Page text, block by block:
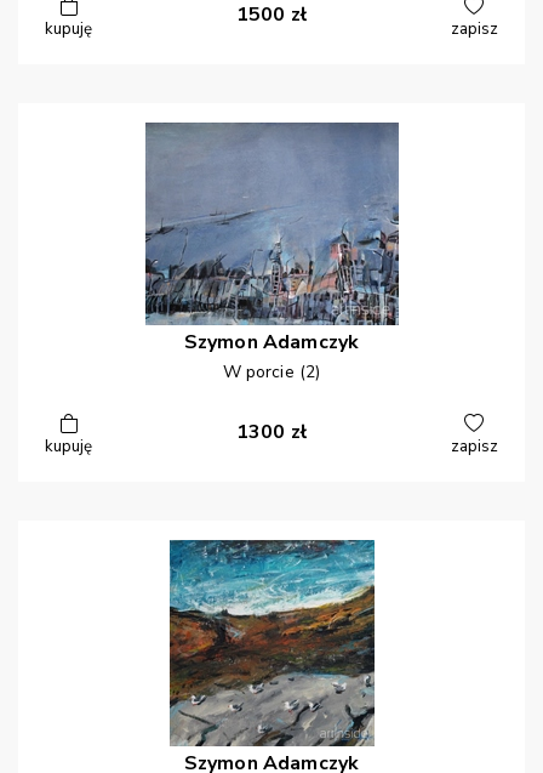
kupuję
1500 zł
zapisz
Szymon Adamczyk
W porcie (2)
kupuję
1300 zł
zapisz
Szymon Adamczyk